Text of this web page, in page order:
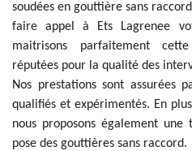
soudées en gouttière sans
faire appel à Ets Lagrenee
maitrisons parfaitement
réputées pour la qualité des
Nos prestations sont assurées
qualifiés et expérimentés. En
nous proposons également
pose des gouttières sans raccord.